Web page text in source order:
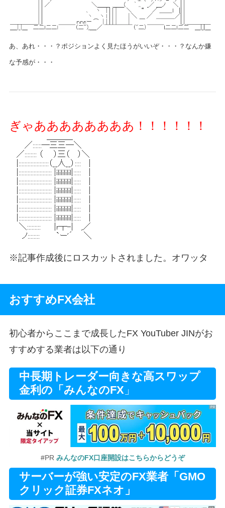
あ、あれ・・・？ポジションよく見たほうがいいぞ・・・？なんか嫌
な予感が・・・
ぎゃああああああああ！！！！！！
※記事作成後にロスカットされました。オワッタ
おすすめFX会社
初心者からここまで成長したFX YouTuber JINがお
すすめする業者は以下の通り
中長期トレーダー向きな高スワップ
金利の「みんなのFX」
#PR みんなのFX口座開設はこちらからどうぞ
サーバーが強い安定のFX業者「GMO
クリック証券FXネオ」